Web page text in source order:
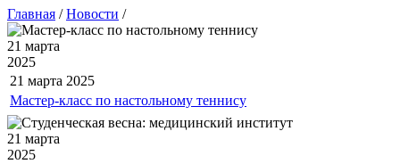
Главная /Новости /
21 марта
2025
21 марта 2025
Мастер-класс по настольному теннису
21 марта
2025